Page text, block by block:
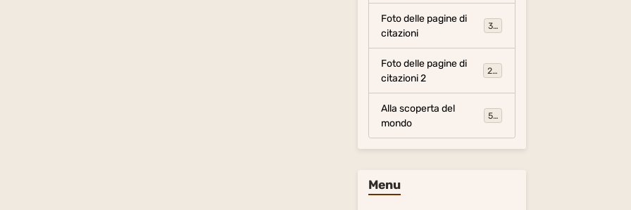
Foto delle pagine di
citazioni
317
Foto delle pagine di
citazioni 2
281
Alla scoperta del
mondo
54
Menu